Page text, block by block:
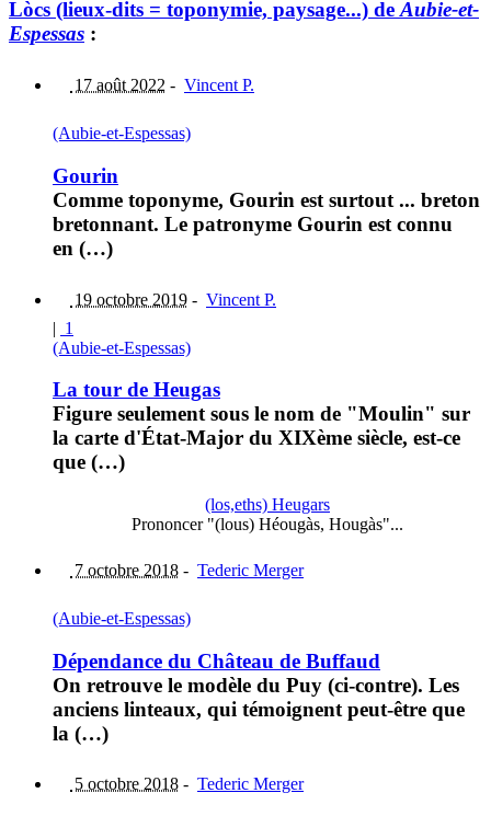
Lòcs (lieux-dits = toponymie, paysage...) deAubie-et-
Espessas :
17 août 2022 - Vincent P.
(Aubie-et-Espessas)
Gourin
Comme toponyme, Gourin est surtout ... breton
bretonnant. Le patronyme Gourin est connu
en (…)
19 octobre 2019 - Vincent P.
| 1
(Aubie-et-Espessas)
La tour de Heugas
Figure seulement sous le nom de "Moulin" sur
la carte d'État-Major du XIXème siècle, est-ce
que (…)
(los,eths) Heugars
Prononcer "(lous) Héougàs, Hougàs"...
7 octobre 2018 - Tederic Merger
(Aubie-et-Espessas)
Dépendance du Château de Buffaud
On retrouve le modèle du Puy (ci-contre). Les
anciens linteaux, qui témoignent peut-être que
la (…)
5 octobre 2018 - Tederic Merger